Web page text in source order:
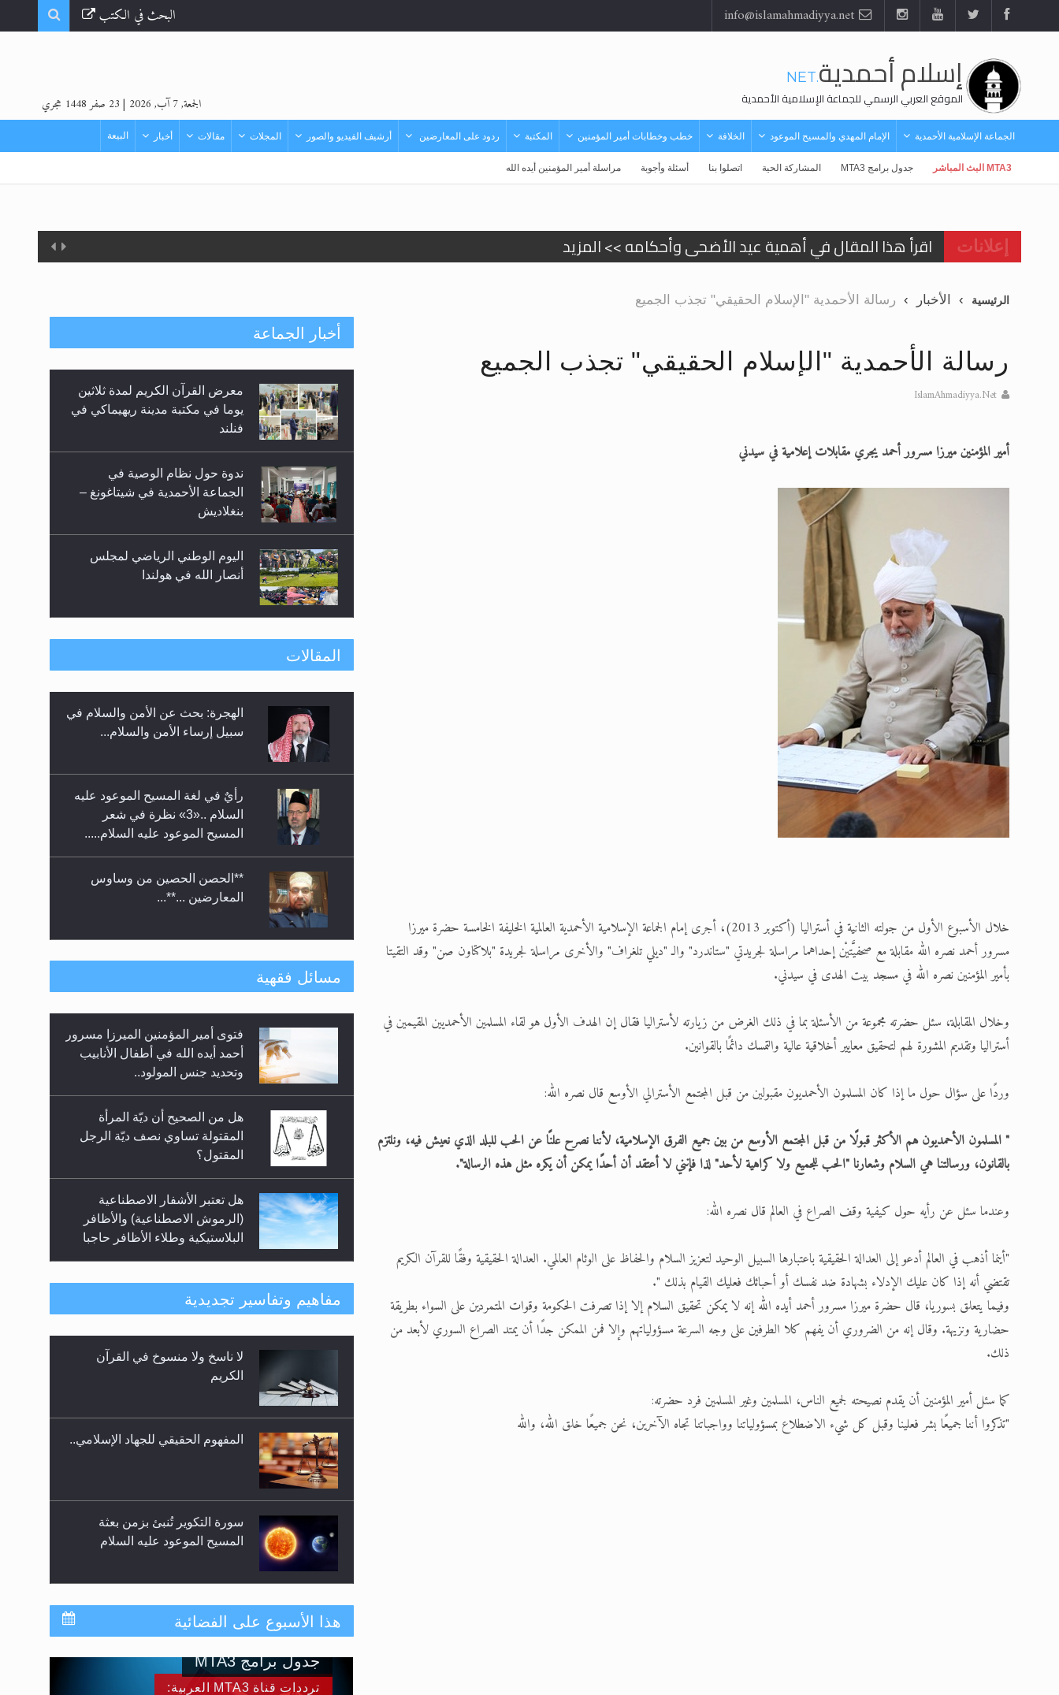
البحث في الكتب
إسلام أحمدية.NET
الموقع العربي الرسمي للجماعة الإسلامية الأحمدية الجمعة, 7 آب, 2026 | 23 صفر 1448 هجري
الجماعة الإسلامية الأحمدية الإمام المهدي والمسيح الموعود الخلافة خطب وخطابات أمير المؤمنين المكتبة ردود على المعارضين أرشيف الفيديو والصور المجلات مقالات أخبار البيعة
MTA3 البث المباشر جدول برامج MTA3 المشاركة الحية اتصلوا بنا أسئلة وأجوبة مراسلة أمير المؤمنين أيده الله
إعلانات
اقرأ هذا المقال في أهمية عيد الأضحى وأحكامه >> المزيد
الحجّ.. دلالات، حِكم، وأهداف >> المزيد
تعميم هامّ لأفراد الجماعة >> المزيد
تعميم هامّ لأفراد الجماعة >> المزيد
إعلان هامّ بخصوص الرسائل المرسلة إلى حضرة امير المؤمنين أيده الله والمكتب العربي >> المزيد
للانتقال إلى كافة الردود على القمص زكريا يطرس وأعداء الإسلام اضغط هنا >> المزيد
اقرأ هذا الكتاب وتعرّف على حقيقة الإسراء والمعراج >> المزيد
عرض مصوَّر لأقوال المستشرقين في خاتم النبيين صلى الله عليه وسلم >> المزيد
الحجّ.. دلالات، حِكم، وأهداف >> المزيد
الرئيسية الأخبار رسالة الأحمدية "الإسلام الحقيقي" تجذب الجميع
رسالة الأحمدية "الإسلام الحقيقي" تجذب الجميع
IslamAhmadiyya.Net
أمير المؤمنين ميرزا مسرور أحمد يجري مقابلات إعلامية في سيدني
خلال الأسبوع الأول من جولته الثانية في أستراليا (أكتوبر 2013)، أجرى إمام الجماعة الإسلامية الأحمدية العالمية الخليفة الخامسة حضرة ميرزا
مسرور أحمد نصره الله مقابلة مع صحفيَّتيْن إحداهما مراسلة لجريدتي "ستاندرد" والـ "ديلي تلغراف" والأخرى مراسلة لجريدة "بلاكتاون صن" وقد التقيتا
بأمير المؤمنين نصره الله في مسجد بيت الهدى في سيدني.
وخلال المقابلة، سئل حضرته مجموعة من الأسئلة بما في ذلك الغرض من زيارته لأستراليا فقال إن الهدف الأول هو لقاء المسلمين الأحمديين المقيمين في
أستراليا وتقديم المشورة لهم لتحقيق معايير أخلاقية عالية والتمسك دائمًا بالقوانين.
وردًا على سؤال حول ما إذا كان المسلمون الأحمديون مقبولين من قبل المجتمع الأسترالي الأوسع قال نصره الله:
" المسلمون الأحمديون هم الأكثر قبولًا من قبل المجتمع الأوسع من بين جميع الفرق الإسلامية، لأننا نصرح علنًا عن الحب للبلد الذي نعيش فيه، ونلتزم
بالقانون، ورسالتنا هي السلام وشعارنا "الحب للجميع ولا كراهية لأحد" لذا فإنني لا أعتقد أن أحدًا يمكن أن يكره مثل هذه الرسالة".
وعندما سئل عن رأيه حول كيفية وقف الصراع في العالم قال نصره الله:
"أينما أذهب في العالم أدعو إلى العدالة الحقيقية باعتبارها السبيل الوحيد لتعزيز السلام والحفاظ على الوئام العالمي. العدالة الحقيقية وفقًا للقرآن الكريم
تقتضي أنه إذا كان عليك الإدلاء بشهادة ضد نفسك أو أحبائك فعليك القيام بذلك ".
وفيما يتعلق بسوريا، قال حضرة ميرزا مسرور أحمد أيده الله إنه لا يمكن تحقيق السلام إلا إذا تصرفت الحكومة وقوات المتمردين على السواء بطريقة
حضارية ونزيهة. وقال إنه من الضروري أن يفهم كلا الطرفين على وجه السرعة مسؤولياتهم وإلا فمن الممكن جدًا أن يمتد الصراع السوري لأبعد من
ذلك.
كما سئل أمير المؤمنين أن يقدم نصيحته لجميع الناس، المسلمين وغير المسلمين فرد حضرته:
"تذكروا أننا جميعًا بشر فعلينا وقبل كل شيء الاضطلاع بمسؤولياتنا وواجباتنا تجاه الآخرين، نحن جميعًا خلق الله، والله
أخبار الجماعة
معرض القرآن الكريم لمدة ثلاثين
يوما في مكتبة مدينة ريهيماكي في
فنلند
ندوة حول نظام الوصية في
الجماعة الأحمدية في شيتاغونغ –
بنغلاديش
اليوم الوطني الرياضي لمجلس
أنصار الله في هولندا
إتمام حفظ القرآن الكريم لثلاثة
حفل توزيع الشهادات في الجامعة
الأحمدية بنيجيريا لعام 2025
المقالات
الهجرة: بحث عن الأمن والسلام في
سبيل إرساء الأمن والسلام...
رأيٌ في لغة المسيح الموعود عليه
السلام ..«3» نظرة في شعر
المسيح الموعود عليه السلام.....
**الحصن الحصين من وساوس
المعارضين ...**...
متطلَّبات التّحريك الجديد...
رأيٌ في لغة المسيح الموعود عليه
السلام.. 4...
مسائل فقهية
فتوى أمير المؤمنين الميرزا مسرور
أحمد أيده الله في أطفال الأنابيب
وتحديد جنس المولود..
هل من الصحيح أن ديّة المرأة
المقتولة تساوي نصف ديّة الرجل
المقتول؟
هل تعتبر الأشفار الاصطناعية
(الرموش الاصطناعية) والأظافر
البلاستيكية وطلاء الأظافر حاجبا
هل يُحسب حول الزكاة وفق السنة
الميلادية أو الهجرية؟
هل يجوز فتح مشروع كوافير نسائي
للمحجبات وغير المحجبات؟
مفاهيم وتفاسير تجديدية
لا ناسخ ولا منسوخ في القرآن
الكريم
المفهوم الحقيقي للجهاد الإسلامي..
سورة التكوير تُنبئ بزمن بعثة
المسيح الموعود عليه السلام
حقيقة المسيح الدجال
القرآن قاضٍ وحكمٌ على السنة
هذا الأسبوع على الفضائية
ترددات قناة MTA3 العربية:
جدول برامج MTA3